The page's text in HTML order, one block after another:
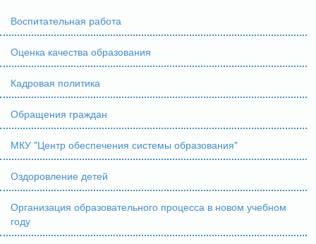
Воспитательная работа
Оценка качества образования
Кадровая политика
Обращения граждан
МКУ "Центр обеспечения системы образования"
Оздоровление детей
Организация образовательного процесса в новом учебном
году